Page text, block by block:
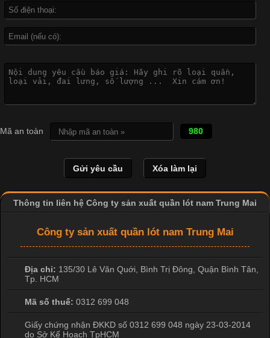
dụng rộng rãi trong sản xuất áo thun, đồ thể thao
Vì Sao Cơ Sở Sản Xuất Quần Lót Nam Ưa Chuộng Vải
Cotton?
Vải cotton là một trong những chất liệu được sử dụng rộng rãi
và thấm hút mồ hôi tốt. Đây cũng là loại vải được nhiều công ty
sản xuất quần lót nam lựa chọn để tạo ra các sản phẩm chất
Mã an toàn 980
Thông tin liên hệ Công ty sản xuất quần lót nam Trung Mai
Công ty sản xuất quần lót nam Trung Mai
Địa chỉ: 135/30 Lê Văn Quới, Bình Trị Đông Quận Bình Tân
Tp. HCM
Mã số thuế: 0312 699 048
Giấy chứng nhận ĐKKD số 0312 699 048 ngày 23-03-2014
do Sở Kế Hoạch TpHCM